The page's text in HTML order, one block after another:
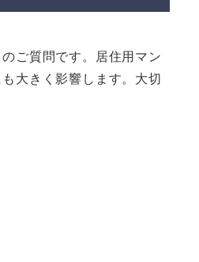
ご質問です。居住用マン
大きく影響します。大切